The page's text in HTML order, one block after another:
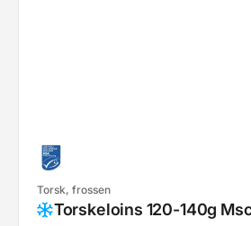
Torsk, frossen
Torskeloins 120-140g